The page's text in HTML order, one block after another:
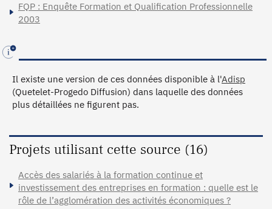
FQP : Enquête Formation et Qualification Professionnelle
2003
Il existe une version de ces données disponible à l'Adisp
(Quetelet-Progedo Diffusion) dans laquelle des données
plus détaillées ne figurent pas.
Projets utilisant cette source (16)
Accès des salariés à la formation continue et
investissement des entreprises en formation : quelle est le
rôle de l’agglomération des activités économiques ?